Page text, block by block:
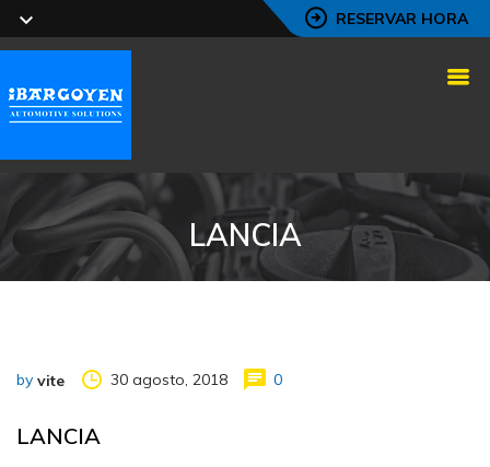
RESERVAR HORA
LANCIA
by vite 30 agosto, 2018 0
LANCIA